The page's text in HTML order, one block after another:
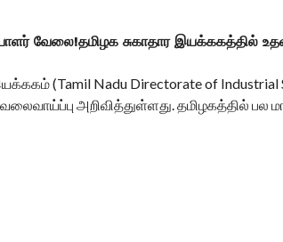
வேலை!தமிழக சுகாதார இயக்ககத்தில்
(Tamil Nadu Directorate of Industrial
அறிவித்துள்ளது. தமிழகத்தில் பல